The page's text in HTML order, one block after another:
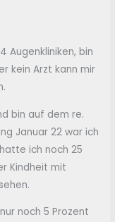
Augenkliniken, bin
kein Arzt kann mir
bin auf dem re.
Januar 22 war ich
ich noch 25
Kindheit mit
noch 5 Prozent